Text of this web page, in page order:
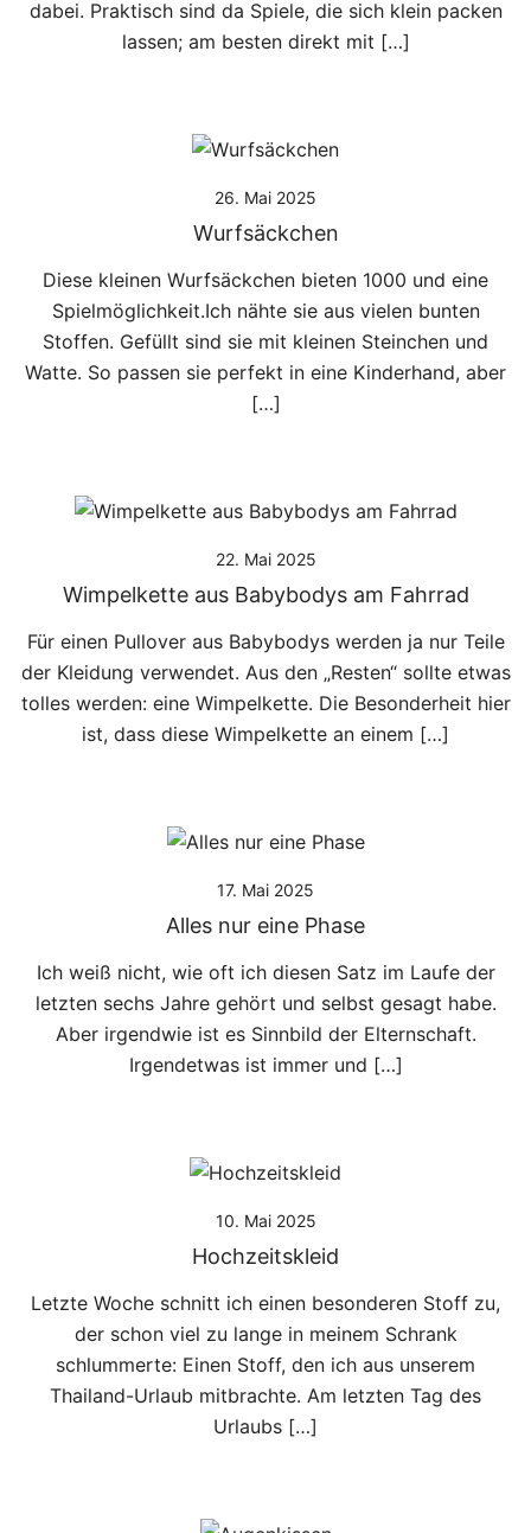
dabei. Praktisch sind da Spiele, die sich klein packen
lassen; am besten direkt mit […]
26. Mai 2025
Wurfsäckchen
Diese kleinen Wurfsäckchen bieten 1000 und eine
Spielmöglichkeit.Ich nähte sie aus vielen bunten
Stoffen. Gefüllt sind sie mit kleinen Steinchen und
Watte. So passen sie perfekt in eine Kinderhand, aber
[…]
22. Mai 2025
Wimpelkette aus Babybodys am Fahrrad
Für einen Pullover aus Babybodys werden ja nur Teile
der Kleidung verwendet. Aus den „Resten“ sollte etwas
tolles werden: eine Wimpelkette. Die Besonderheit hier
ist, dass diese Wimpelkette an einem […]
17. Mai 2025
Alles nur eine Phase
Ich weiß nicht, wie oft ich diesen Satz im Laufe der
letzten sechs Jahre gehört und selbst gesagt habe.
Aber irgendwie ist es Sinnbild der Elternschaft.
Irgendetwas ist immer und […]
10. Mai 2025
Hochzeitskleid
Letzte Woche schnitt ich einen besonderen Stoff zu,
der schon viel zu lange in meinem Schrank
schlummerte: Einen Stoff, den ich aus unserem
Thailand-Urlaub mitbrachte. Am letzten Tag des
Urlaubs […]